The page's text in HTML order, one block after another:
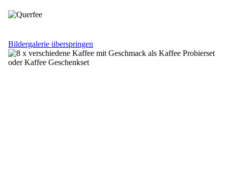
Bildergalerie überspringen